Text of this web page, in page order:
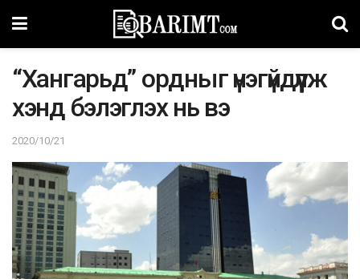
“Хангарьд” ордныг үнэгүйдүүлж
хэнд бэлэглэх нь вэ
2020/10/21